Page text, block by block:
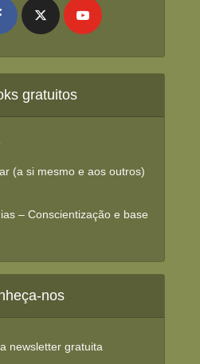
gratuitos
(a si mesmo e aos outros)
– Conscientização e base
nos
newsletter gratuita